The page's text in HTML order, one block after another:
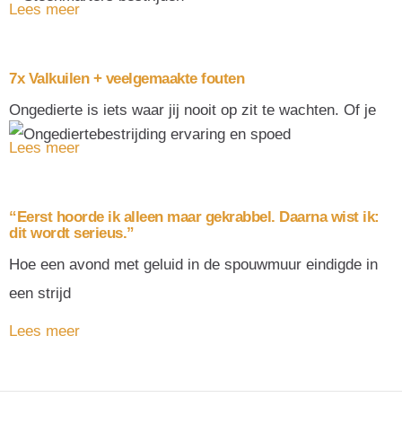
Lees meer
7x Valkuilen + veelgemaakte fouten
Ongedierte is iets waar jij nooit op zit te wachten. Of je
Lees meer
“Eerst hoorde ik alleen maar gekrabbel. Daarna wist ik:
dit wordt serieus.”
Hoe een avond met geluid in de spouwmuur eindigde in
een strijd
Lees meer